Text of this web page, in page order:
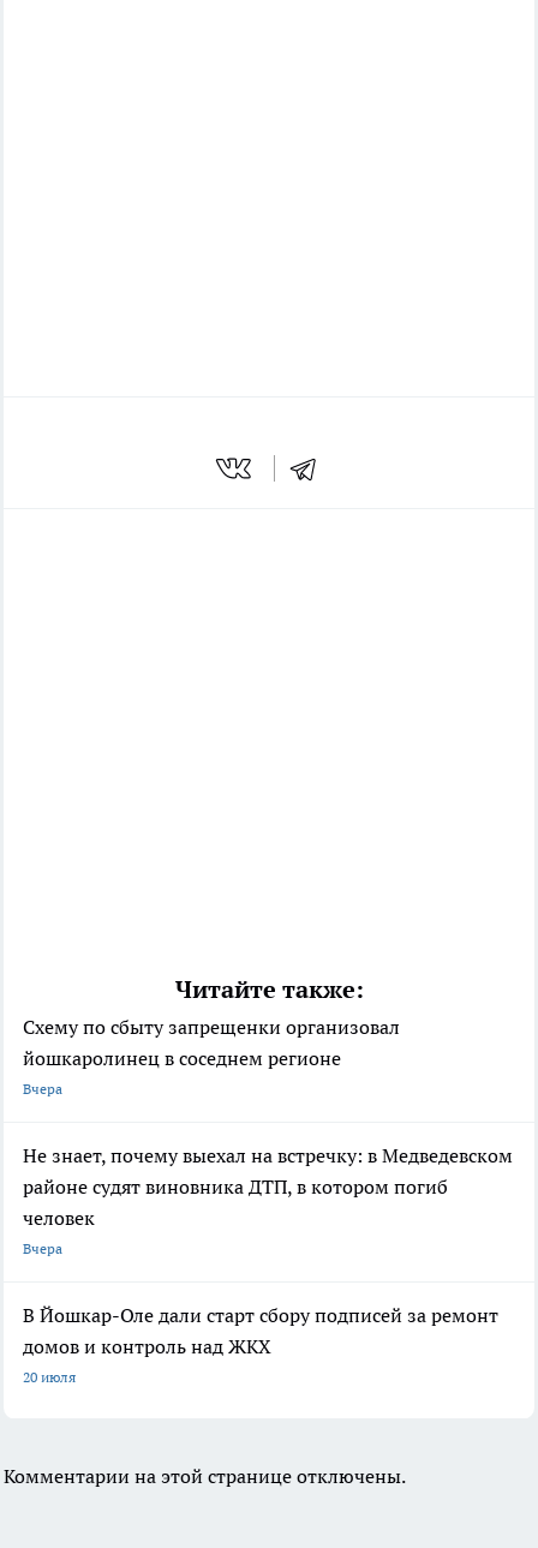
Читайте также:
Схему по сбыту запрещенки организовал
йошкаролинец в соседнем регионе
Вчера
Не знает, почему выехал на встречку: в Медведевском
районе судят виновника ДТП, в котором погиб
человек
Вчера
В Йошкар-Оле дали старт сбору подписей за ремонт
домов и контроль над ЖКХ
20 июля
Комментарии на этой странице отключены.